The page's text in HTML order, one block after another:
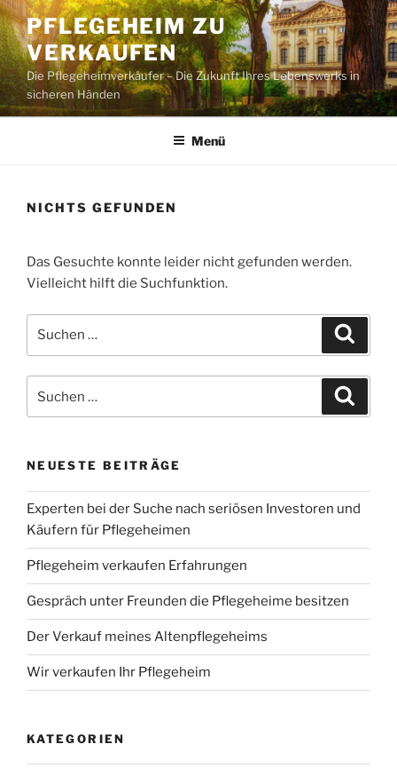
Zum
Inhalt
springen
PFLEGEHEIM ZU
VERKAUFEN
Die Pflegeheimverkäufer – Die Zukunft Ihres Lebenswerks in
sicheren Händen
Menü
NICHTS GEFUNDEN
Das Gesuchte konnte leider nicht gefunden werden.
Vielleicht hilft die Suchfunktion.
nach:
nach:
NEUESTE BEITRÄGE
Experten bei der Suche nach seriösen Investoren und
Käufern für Pflegeheimen
Pflegeheim verkaufen Erfahrungen
Gespräch unter Freunden die Pflegeheime besitzen
Der Verkauf meines Altenpflegeheims
Wir verkaufen Ihr Pflegeheim
KATEGORIEN